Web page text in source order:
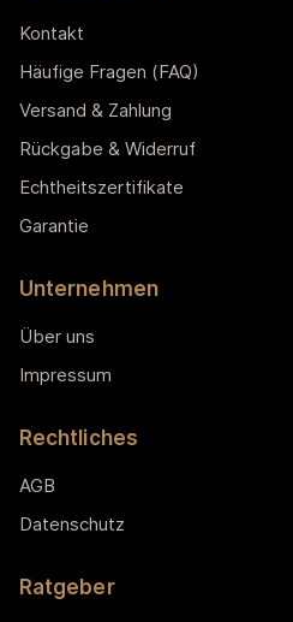
Kontakt
Häufige Fragen (FAQ)
Versand & Zahlung
Rückgabe & Widerruf
Echtheitszertifikate
Garantie
Unternehmen
Über uns
Impressum
Rechtliches
AGB
Datenschutz
Ratgeber